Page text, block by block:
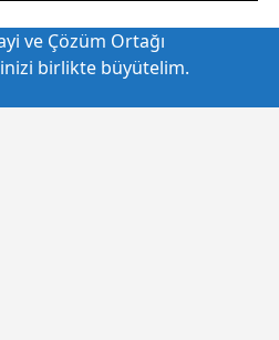
ve Çözüm Ortağı
birlikte büyütelim.